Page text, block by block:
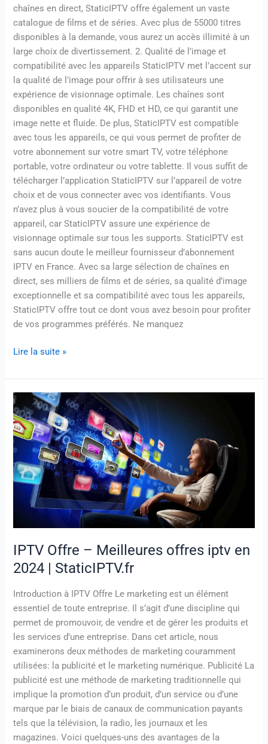
chaînes en direct, StaticIPTV offre également un vaste
catalogue de films et de séries. Avec plus de 55000 titres
disponibles à la demande, vous aurez un accès illimité à un
large choix de divertissement. 2. Qualité de l’image et
compatibilité avec les appareils StaticIPTV met l’accent sur
la qualité de l’image pour offrir à ses utilisateurs une
expérience de visionnage optimale. Les chaînes sont
disponibles en qualité 4K, FHD et HD, ce qui garantit une
image nette et fluide. De plus, StaticIPTV est compatible
avec tous les appareils, ce qui vous permet de profiter de
votre abonnement sur votre smart TV, votre téléphone
portable, votre ordinateur ou votre tablette. Il vous suffit de
télécharger l’application StaticIPTV sur l’appareil de votre
choix et de vous connecter avec vos identifiants. Vous
n’avez plus à vous soucier de la compatibilité de votre
appareil, car StaticIPTV assure une expérience de
visionnage optimale sur tous les supports. StaticIPTV est
sans aucun doute le meilleur fournisseur d’abonnement
IPTV en France. Avec sa large sélection de chaînes en
direct, ses milliers de films et de séries, sa qualité d’image
exceptionnelle et sa compatibilité avec tous les appareils,
StaticIPTV offre tout ce dont vous avez besoin pour profiter
de vos programmes préférés. Ne manquez
Lire la suite »
IPTV Offre – Meilleures offres iptv en
2024 | StaticIPTV.fr
Introduction à IPTV Offre Le marketing est un élément
essentiel de toute entreprise. Il s’agit d’une discipline qui
permet de promouvoir, de vendre et de gérer les produits et
les services d’une entreprise. Dans cet article, nous
examinerons deux méthodes de marketing couramment
utilisées: la publicité et le marketing numérique. Publicité La
publicité est une méthode de marketing traditionnelle qui
implique la promotion d’un produit, d’un service ou d’une
marque par le biais de canaux de communication payants
tels que la télévision, la radio, les journaux et les
magazines. Voici quelques-uns des avantages de la
IPTV
Offre
–
Meilleures
offres
iptv
en
2024
StaticIPTV.fr